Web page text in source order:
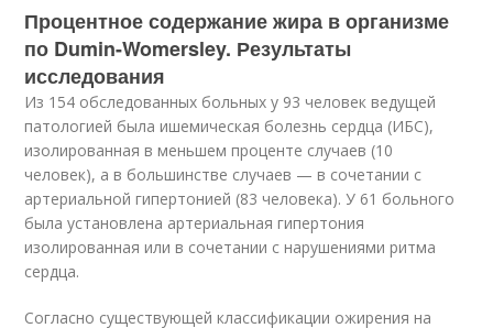
Процентное содержание жира в организме
по Dumin-Womersley. Результаты
исследования
Из 154 обследованных больных у 93 человек ведущей
патологией была ишемическая болезнь сердца (ИБС),
изолированная в меньшем проценте случаев (10
человек), а в большинстве случаев — в сочетании с
артериальной гипертонией (83 человека). У 61 больного
была установлена артериальная гипертония
изолированная или в сочетании с нарушениями ритма
сердца.
Согласно существующей классификации ожирения на